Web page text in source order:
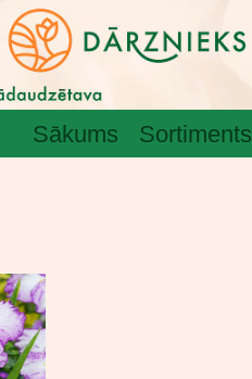
Sākums Sortiments